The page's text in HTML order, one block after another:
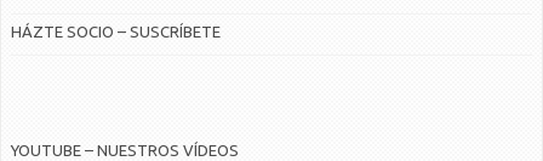
HÁZTE SOCIO – SUSCRÍBETE
YOUTUBE – NUESTROS VÍDEOS